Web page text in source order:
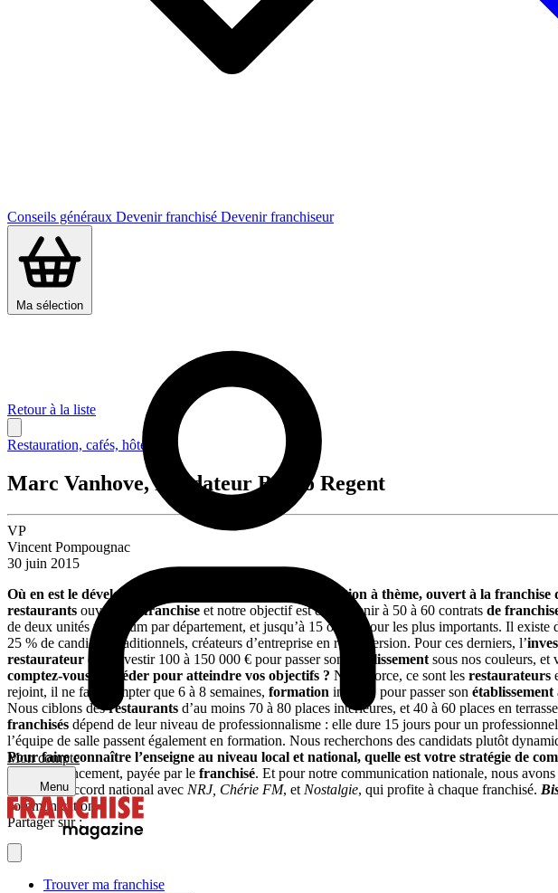
Conseils généraux Devenir franchisé Devenir franchiseur
Ma sélection
Mon compte
Menu
Trouver ma franchise
Retour à la liste
Restauration, cafés, hôtellerie
Marc Vanhove, Fondateur Bistro Regent
VP
Vincent Pompougnac
30 juin 2015
Où en est le développement de votre réseau de restauration à thème, ouvert à la
restaurants ouverts en franchise et notre objectif est de parvenir à 50 à 60 contrats de
de deux unités minimum par département, et jusqu’à 15 ou 20 pour les plus importants. Il
25 % de candidats traditionnels, créateurs d’entreprise en reconversion. Pour ces derniers, l’
restaurateur doit investir 100 à 150 000 € pour passer son établissement sous nos couleurs,
comptez-vous procéder pour atteindre vos objectifs ? Notre force, ce sont les restaurateurs
rejoint, il ne faut compter que 6 à 8 semaines, formation incluse, pour passer son établissement
Nous ciblons desrestaurants d’au moins 70 à 80 places intérieures, et 40 à 60 places en
franchisés dépend de leur niveau de professionnalisme : elle dure 15 jours pour un
l’équipe de salle passent également en formation. Nous recherchons des candidats plutôt
Pour faire connaître l’enseigne au niveau local et national, quelle est votre stratégie de
locale de lancement, payée par le franchisé. Et pour notre communication nationale, nous
conclu un accord national avec NRJ, Chérie FM, et Nostalgie, qui profite à chaque franchisé.
communication.
Partager sur :